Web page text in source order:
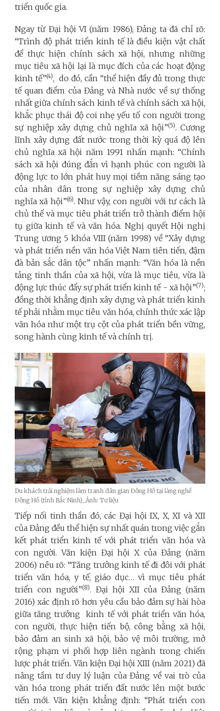
triển quốc gia.
Ngay từ Đại hội VI (năm 1986), Đảng ta đã chỉ rõ:
“Trình độ phát triển kinh tế là điều kiện vật chất
để thực hiện chính sách xã hội, nhưng những
mục tiêu xã hội lại là mục đích của các hoạt động
kinh tế”(4), do đó, cần “thể hiện đầy đủ trong thực
tế quan điểm của Đảng và Nhà nước về sự thống
nhất giữa chính sách kinh tế và chính sách xã hội,
khắc phục thái độ coi nhẹ yếu tố con người trong
sự nghiệp xây dựng chủ nghĩa xã hội”(5). Cương
lĩnh xây dựng đất nước trong thời kỳ quá độ lên
chủ nghĩa xã hội năm 1991 nhấn mạnh: “Chính
sách xã hội đúng đắn vì hạnh phúc con người là
động lực to lớn phát huy mọi tiềm năng sáng tạo
của nhân dân trong sự nghiệp xây dựng chủ
nghĩa xã hội”(6). Như vậy, con người với tư cách là
chủ thể và mục tiêu phát triển trở thành điểm hội
tụ giữa kinh tế và văn hóa. Nghị quyết Hội nghị
Trung ương 5 khóa VIII (năm 1998) về “Xây dựng
và phát triển nền văn hóa Việt Nam tiên tiến, đậm
đà bản sắc dân tộc” nhấn mạnh: “Văn hóa là nền
tảng tinh thần của xã hội, vừa là mục tiêu, vừa là
động lực thúc đẩy sự phát triển kinh tế - xã hội”(7);
đồng thời khẳng định xây dựng và phát triển kinh
tế phải nhằm mục tiêu văn hóa, chính thức xác lập
văn hóa như một trụ cột của phát triển bền vững,
song hành cùng kinh tế và chính trị.
Du khách trải nghiệm làm tranh dân gian Đông Hồ tại làng nghề
Đông Hồ (tỉnh Bắc Ninh)_Ảnh: Tư liệu
Tiếp nối tinh thần đó, các Đại hội IX, X, XI và XII
của Đảng đều thể hiện sự nhất quán trong việc gắn
kết phát triển kinh tế với phát triển văn hóa và
con người. Văn kiện Đại hội X của Đảng (năm
2006) nêu rõ: “Tăng trưởng kinh tế đi đôi với phát
triển văn hóa, y tế, giáo dục… vì mục tiêu phát
triển con người”(8). Đại hội XII của Đảng (năm
2016) xác định rõ hơn yêu cầu bảo đảm sự hài hòa
giữa tăng trưởng kinh tế với phát triển văn hóa,
con người, thực hiện tiến bộ, công bằng xã hội,
bảo đảm an sinh xã hội, bảo vệ môi trường, mở
rộng phạm vi phối hợp liên ngành trong chiến
lược phát triển. Văn kiện Đại hội XIII (năm 2021) đã
nâng tầm tư duy lý luận của Đảng về vai trò của
văn hóa trong phát triển đất nước lên một bước
tiến mới. Văn kiện khẳng định: “Phát triển con